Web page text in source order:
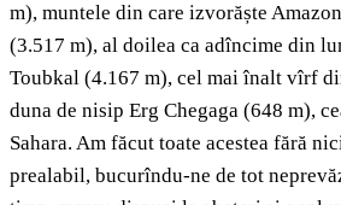
m), muntele din care izvorăște
(3.517 m), al doilea ca adîncime din
Toubkal (4.167 m), cel mai înalt vîrf
duna de nisip Erg Chegaga (648 m),
Sahara. Am făcut toate acestea fără
prealabil, bucurîndu-ne de tot